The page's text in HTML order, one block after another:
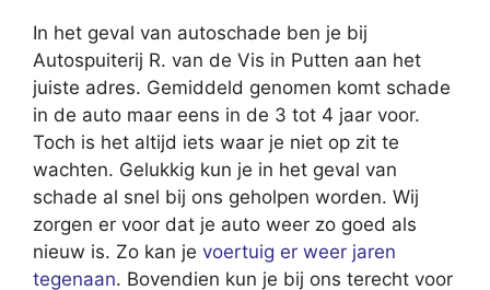
In het geval van autoschade ben je bij
Autospuiterij R. van de Vis in Putten aan het
juiste adres. Gemiddeld genomen komt schade
in de auto maar eens in de 3 tot 4 jaar voor.
Toch is het altijd iets waar je niet op zit te
wachten. Gelukkig kun je in het geval van
schade al snel bij ons geholpen worden. Wij
zorgen er voor dat je auto weer zo goed als
nieuw is. Zo kan je voertuig er weer jaren
tegenaan. Bovendien kun je bij ons terecht voor